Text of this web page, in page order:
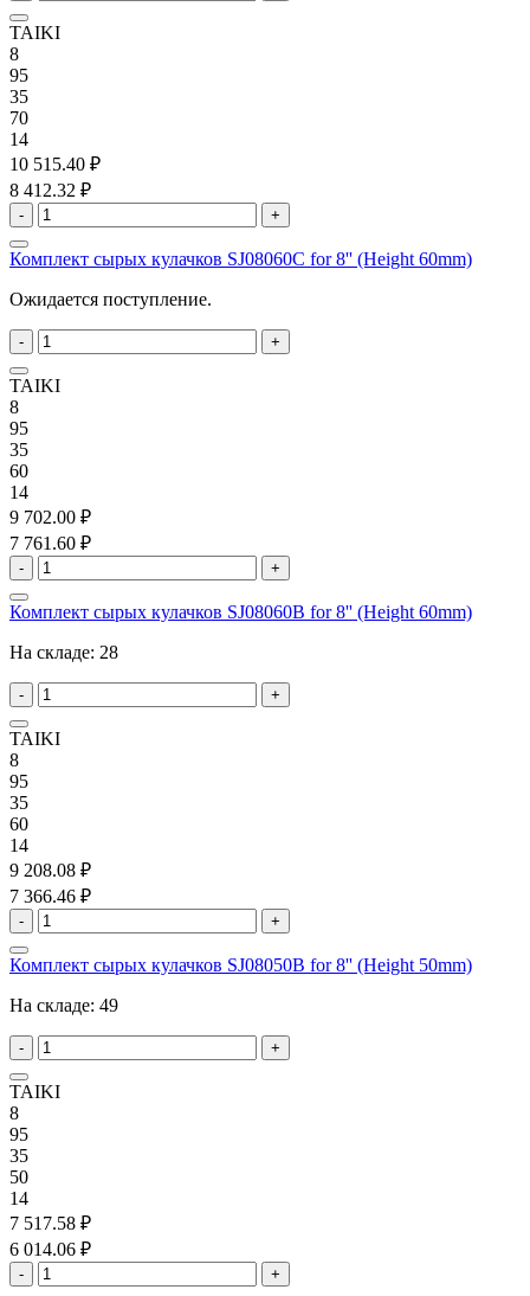
TAIKI
8
95
35
70
14
10 515.40 ₽
8 412.32 ₽
- +
Комплект сырых кулачков SJ08060C for 8'' (Height 60mm)
Ожидается поступление.
- +
TAIKI
8
95
35
60
14
9 702.00 ₽
7 761.60 ₽
- +
Комплект сырых кулачков SJ08060B for 8'' (Height 60mm)
На складе: 28
- +
TAIKI
8
95
35
60
14
9 208.08 ₽
7 366.46 ₽
- +
Комплект сырых кулачков SJ08050B for 8'' (Height 50mm)
На складе: 49
- +
TAIKI
8
95
35
50
14
7 517.58 ₽
6 014.06 ₽
- +